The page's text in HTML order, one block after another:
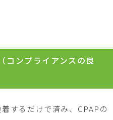
コンプライアンスの良
するだけで済み、CPAPの